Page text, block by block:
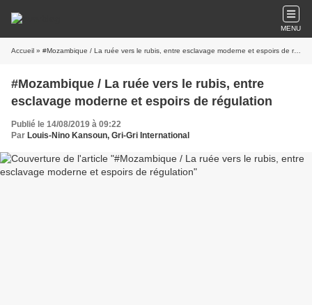
MENU
Accueil » #Mozambique / La ruée vers le rubis, entre esclavage moderne et espoirs de régulation
#Mozambique / La ruée vers le rubis, entre
esclavage moderne et espoirs de régulation
Publié le 14/08/2019 à 09:22
Par Louis-Nino Kansoun, Gri-Gri International